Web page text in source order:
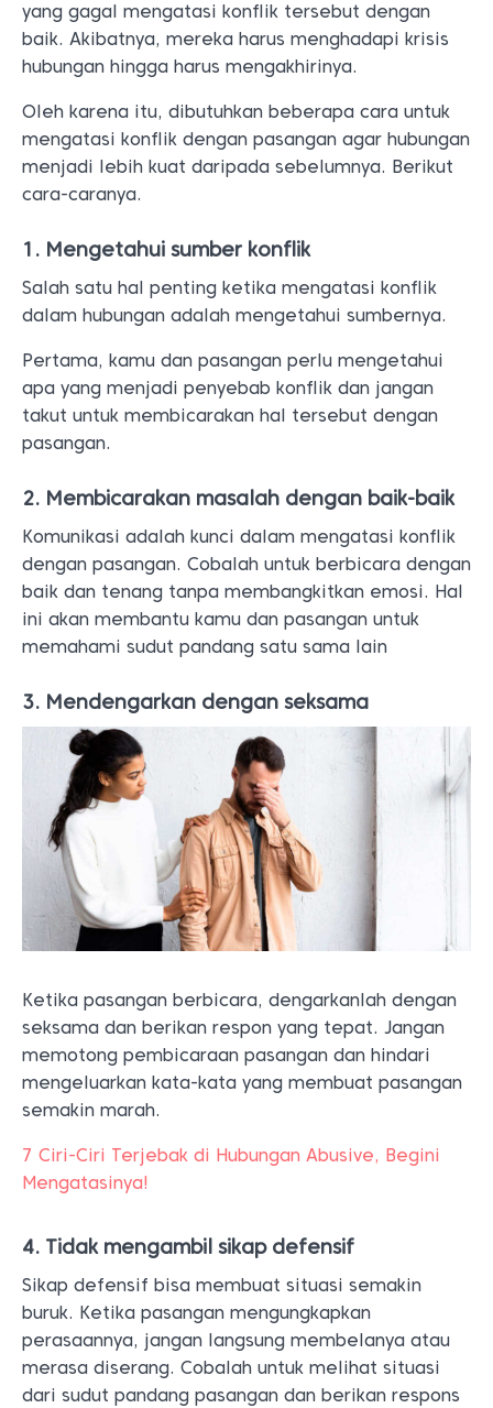
yang gagal mengatasi konflik tersebut dengan
baik. Akibatnya, mereka harus menghadapi krisis
hubungan hingga harus mengakhirinya.
Oleh karena itu, dibutuhkan beberapa cara untuk
mengatasi konflik dengan pasangan agar hubungan
menjadi lebih kuat daripada sebelumnya. Berikut
cara-caranya.
1. Mengetahui sumber konflik
Salah satu hal penting ketika mengatasi konflik
dalam hubungan adalah mengetahui sumbernya.
Pertama, kamu dan pasangan perlu mengetahui
apa yang menjadi penyebab konflik dan jangan
takut untuk membicarakan hal tersebut dengan
pasangan.
2. Membicarakan masalah dengan baik-baik
Komunikasi adalah kunci dalam mengatasi konflik
dengan pasangan. Cobalah untuk berbicara dengan
baik dan tenang tanpa membangkitkan emosi. Hal
ini akan membantu kamu dan pasangan untuk
memahami sudut pandang satu sama lain
3. Mendengarkan dengan seksama
Ketika pasangan berbicara, dengarkanlah dengan
seksama dan berikan respon yang tepat. Jangan
memotong pembicaraan pasangan dan hindari
mengeluarkan kata-kata yang membuat pasangan
semakin marah.
7 Ciri-Ciri Terjebak di Hubungan Abusive, Begini
Mengatasinya!
4. Tidak mengambil sikap defensif
Sikap defensif bisa membuat situasi semakin
buruk. Ketika pasangan mengungkapkan
perasaannya, jangan langsung membelanya atau
merasa diserang. Cobalah untuk melihat situasi
dari sudut pandang pasangan dan berikan respons